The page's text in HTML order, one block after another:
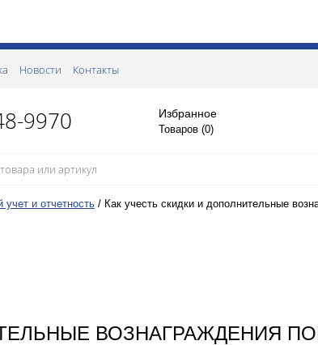
Новости Контакты
9970 Избранное
Товаров (0)
учет и отчетность / Как учесть скидки и дополнительные
ВОЗНАГРАЖДЕНИЯ